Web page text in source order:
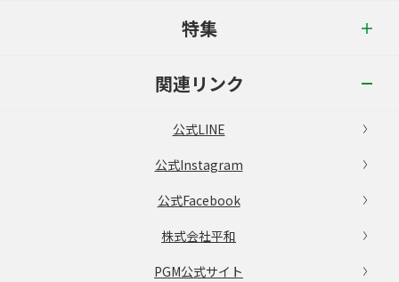
特集
関連リンク
公式LINE
公式Instagram
公式Facebook
株式会社平和
PGM公式サイト